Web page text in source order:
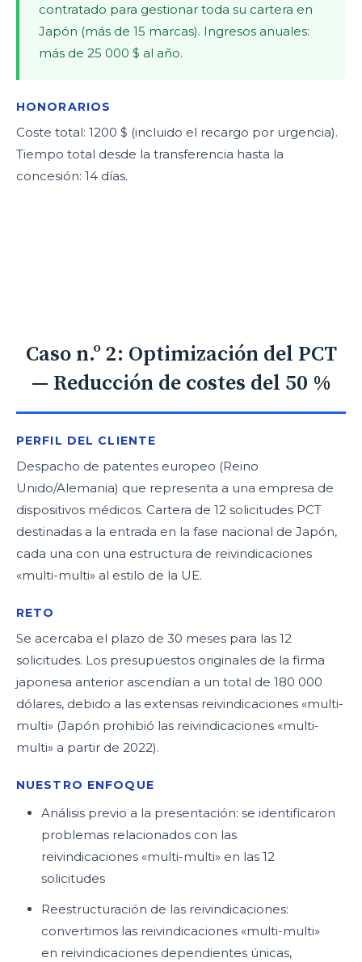
contratado para gestionar toda su cartera en
Japón (más de 15 marcas). Ingresos anuales:
más de 25 000 $ al año.
HONORARIOS
Coste total: 1200 $ (incluido el recargo por urgencia).
Tiempo total desde la transferencia hasta la
concesión: 14 días.
Caso n.º 2: Optimización del PCT
— Reducción de costes del 50 %
PERFIL DEL CLIENTE
Despacho de patentes europeo (Reino
Unido/Alemania) que representa a una empresa de
dispositivos médicos. Cartera de 12 solicitudes PCT
destinadas a la entrada en la fase nacional de Japón,
cada una con una estructura de reivindicaciones
«multi-multi» al estilo de la UE.
RETO
Se acercaba el plazo de 30 meses para las 12
solicitudes. Los presupuestos originales de la firma
japonesa anterior ascendían a un total de 180 000
dólares, debido a las extensas reivindicaciones «multi-
multi» (Japón prohibió las reivindicaciones «multi-
multi» a partir de 2022).
NUESTRO ENFOQUE
Análisis previo a la presentación: se identificaron
problemas relacionados con las
reivindicaciones «multi-multi» en las 12
solicitudes
Reestructuración de las reivindicaciones:
convertimos las reivindicaciones «multi-multi»
en reivindicaciones dependientes únicas,